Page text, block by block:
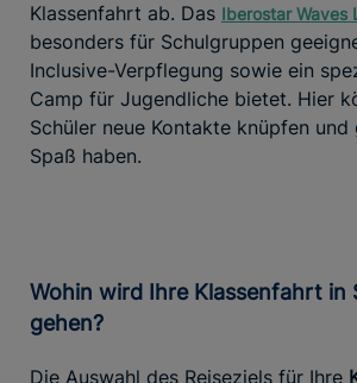
Klassenfahrt ab. Das Iberostar Waves
besonders für Schulgruppen
Inclusive-Verpflegung sowie ein
Camp für Jugendliche bietet. Hier
Schüler neue Kontakte knüpfen und
Spaß haben.
Wohin wird Ihre Klassenfahrt in Spanien
gehen?
Die Auswahl des Reiseziels für Ihre